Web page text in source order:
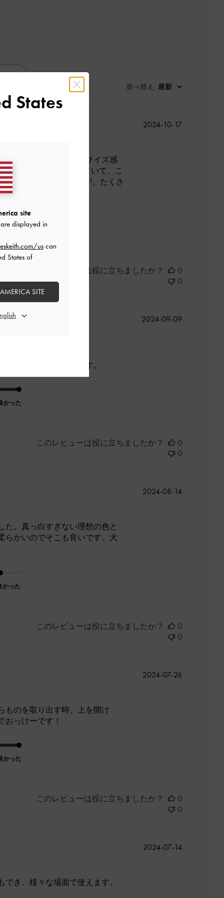
並べ替え : 最新
絶妙です！持ちやすいサイズ感
。webでバッグを探していて、こ
っとだけ気になりますが、たくさ
かった
公
2024-10-17
このレビューは役に立ちましたか？
0
0
ろいろ活躍しそうです。
かった
公
2024-09-09
このレビューは役に立ちましたか？
0
0
。真っ白すぎない理想の色と
らかいのでそこも良いです。大
かった
公
2024-08-14
このレビューは役に立ちましたか？
0
0
ものを取り出す時、上を開け
っけーです！
かった
公
2024-07-26
このレビューは役に立ちましたか？
0
0
き、様々な場面で使えます。
公
2024-07-14
States
site
displayed in
uscan
States of
SITE